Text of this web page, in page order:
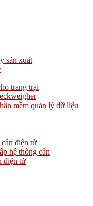
sản xuất
trang trại
mềm quản lý dữ liệu
điện tử
hệ thống cân
điện tử